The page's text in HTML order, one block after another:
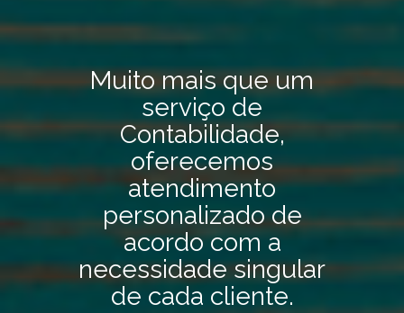
Muito mais que um
serviço de
Contabilidade,
oferecemos
atendimento
personalizado de
acordo com a
necessidade singular
de cada cliente.